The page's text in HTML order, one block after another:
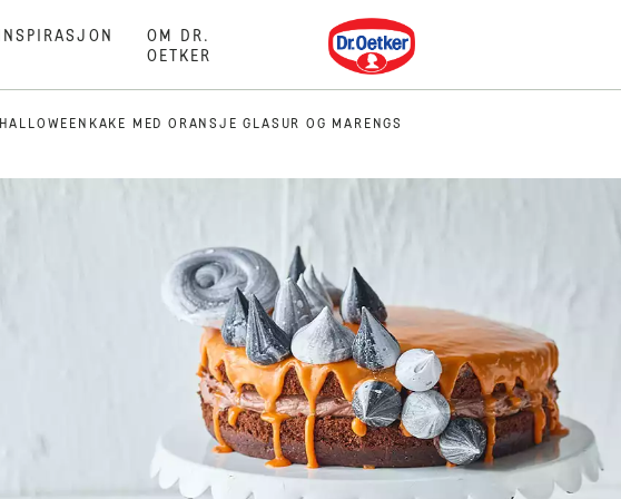
INSPIRASJON
OM DR.
OETKER
Dr. Oetker
HALLOWEENKAKE MED ORANSJE GLASUR OG MARENGS